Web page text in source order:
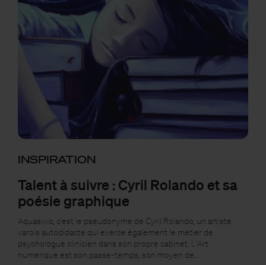
INSPIRATION
Talent à suivre : Cyril Rolando et sa
poésie graphique
Aquasixio, c'est le pseudonyme de Cyril Rolando, un artiste
varois autodidacte qui exerce également le métier de
psychologue clinicien dans son propre cabinet. L'Art
numérique est son passe-temps, son moyen de…